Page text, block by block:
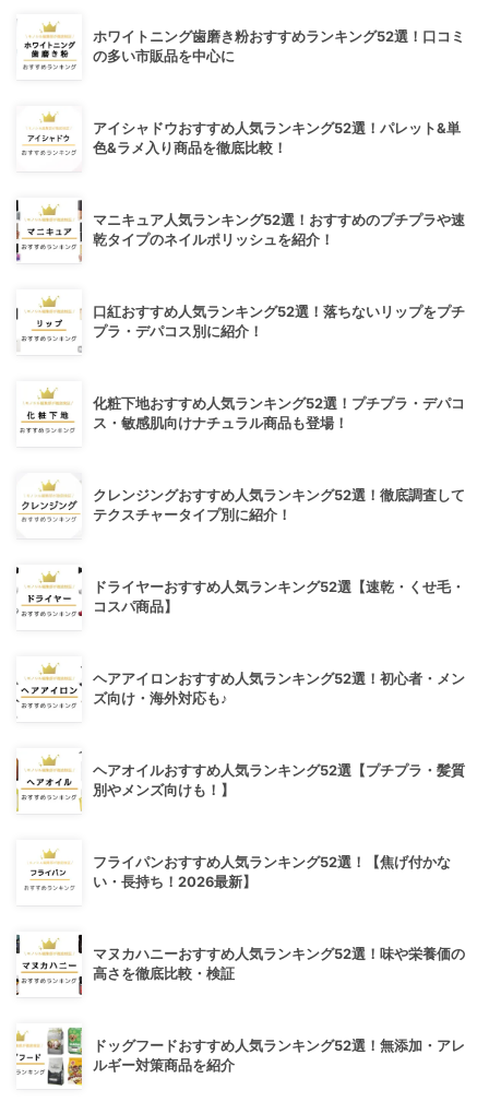
ホワイトニング歯磨き粉おすすめランキング52選！口コミ
の多い市販品を中心に
アイシャドウおすすめ人気ランキング52選！パレット&単
色&ラメ入り商品を徹底比較！
マニキュア人気ランキング52選！おすすめのプチプラや速
乾タイプのネイルポリッシュを紹介！
口紅おすすめ人気ランキング52選！落ちないリップをプチ
プラ・デパコス別に紹介！
化粧下地おすすめ人気ランキング52選！プチプラ・デパコ
ス・敏感肌向けナチュラル商品も登場！
クレンジングおすすめ人気ランキング52選！徹底調査して
テクスチャータイプ別に紹介！
ドライヤーおすすめ人気ランキング52選【速乾・くせ毛・
コスパ商品】
ヘアアイロンおすすめ人気ランキング52選！初心者・メン
ズ向け・海外対応も♪
ヘアオイルおすすめ人気ランキング52選【プチプラ・髪質
別やメンズ向けも！】
フライパンおすすめ人気ランキング52選！【焦げ付かな
い・長持ち！2026最新】
マヌカハニーおすすめ人気ランキング52選！味や栄養価の
高さを徹底比較・検証
ドッグフードおすすめ人気ランキング52選！無添加・アレ
ルギー対策商品を紹介